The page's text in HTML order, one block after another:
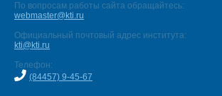
По вопросам работы сайта обращайтесь:
webmaster@kti.ru
Официальный почтовый адрес института:
kti@kti.ru
Телефон:
(84457) 9-45-67